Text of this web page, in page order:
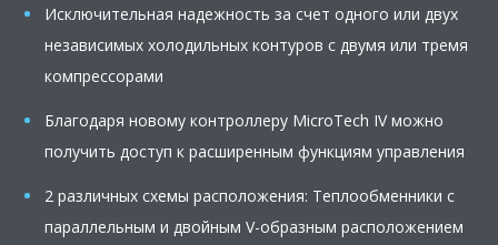
Исключительная надежность за счет одного или двух
независимых холодильных контуров с двумя или тремя
компрессорами
Благодаря новому контроллеру MicroTech IV можно
получить доступ к расширенным функциям управления
2 различных схемы расположения: Теплообменники с
параллельным и двойным V-образным расположением